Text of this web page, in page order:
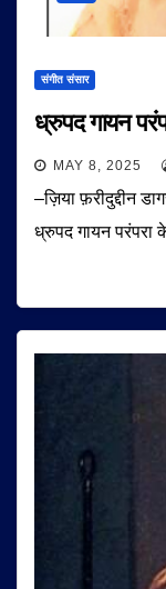
संगीत संसार
ध्रुपद गायन
MAY 8, 2025
–ज़िया फ़रीदुद्दीन
ध्रुपद गायन परंपरा के